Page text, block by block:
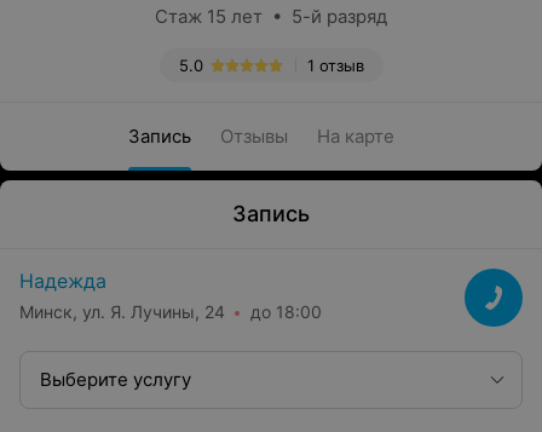
Стаж 15 лет • 5-й разряд
1 отзыв
5.0
Запись Отзывы На карте
Запись
Надежда
Минск, ул. Я. Лучины, 24 до 18:00
Выберите услугу